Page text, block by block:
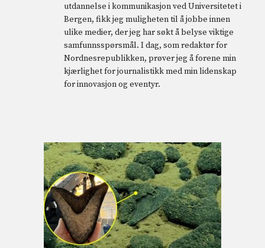
utdannelse i kommunikasjon ved Universitetet i
Bergen, fikk jeg muligheten til å jobbe innen
ulike medier, der jeg har søkt å belyse viktige
samfunnsspørsmål. I dag, som redaktør for
Nordnesrepublikken, prøver jeg å forene min
kjærlighet for journalistikk med min lidenskap
for innovasjon og eventyr.